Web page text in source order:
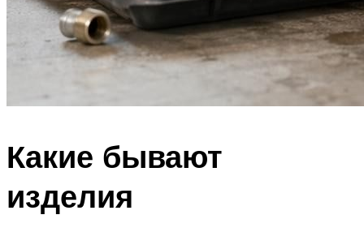
Какие бывают
изделия